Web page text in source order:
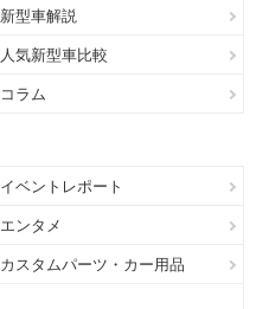
新型車解説
人気新型車比較
コラム
イベントレポート
エンタメ
カスタムパーツ・カー用品